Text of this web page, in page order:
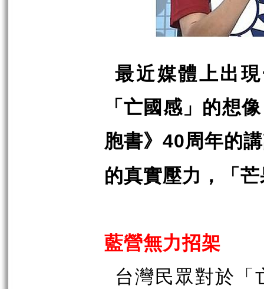
最近媒體上出
「亡國感」的想
胞書》 40周年的
的真實壓力，「
藍營無力招架
台灣民眾對於